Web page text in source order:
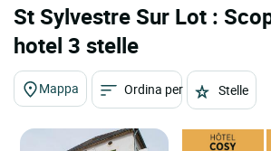
St Sylvestre Sur Lot :
hotel 3 stelle
Mappa Ordina per Stelle